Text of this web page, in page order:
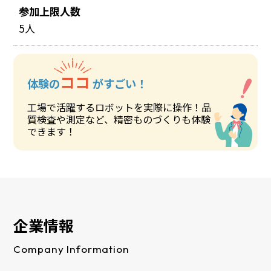
参加上限人数
5人
体験のココ がすごい！
工場で活躍するロボットを実際に操作！品
質検査や測定など、精密ものづくりも体験
できます！
企業情報
Company Information